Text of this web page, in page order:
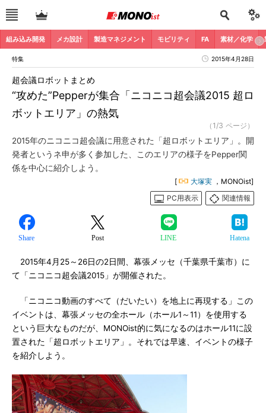
組み込み開発 メカ設計 製造マネジメント モビリティ FA 素材／化学
特集 2015年4月28日
“攻めた”Pepperが集合「ニコニコ超会議2015 超ロ
ボットエリア」の熱気
超会議ロボットまとめ
（1/3 ページ）
2015年のニコニコ超会議に用意された「超ロボットエリア」。開
発者というネ申が多く参加した、このエリアの様子をPepper関
係を中心に紹介しよう。
[ 大塚実 ，MONOist]
PC用表示
関連情報
Share Post LINE Hatena
2015年4月25～26日の2日間、幕張メッセ（千葉県千葉市）に
て「ニコニコ超会議2015」が開催された。
「ニコニコ動画のすべて（だいたい）を地上に再現する」この
イベントは、幕張メッセの全ホール（ホール1～11）を使用する
という巨大なものだが、MONOist的に気になるのはホール11に設
置された「超ロボットエリア」。それでは早速、イベントの様子
を紹介しよう。